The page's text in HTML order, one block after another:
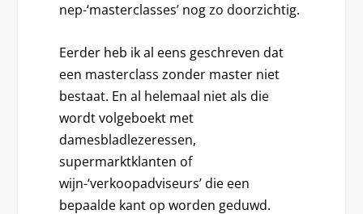
nep-‘masterclasses’ nog zo doorzichtig.
Eerder heb ik al eens geschreven dat
een masterclass zonder master niet
bestaat. En al helemaal niet als die
wordt volgeboekt met
damesbladlezeressen,
supermarktklanten of
wijn-‘verkoopadviseurs’ die een
bepaalde kant op worden geduwd.